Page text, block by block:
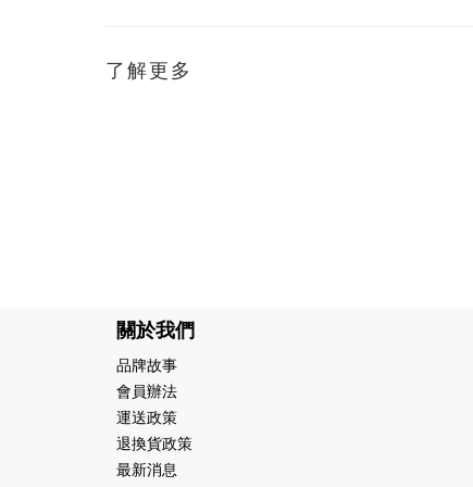
了解更多
關於我們
品牌故事
會員辦法
運送政策
退換貨政策
最新消息